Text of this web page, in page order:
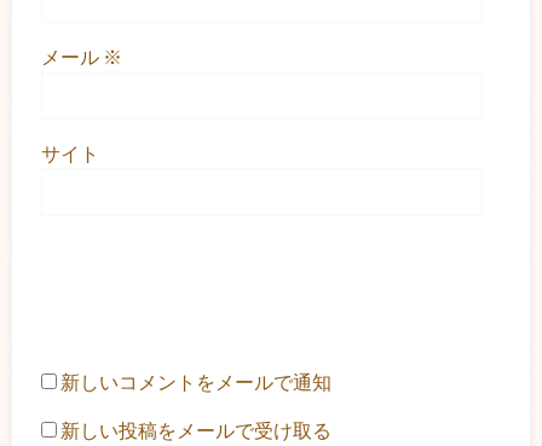
メール ※
サイト
新しいコメントをメールで通知
新しい投稿をメールで受け取る